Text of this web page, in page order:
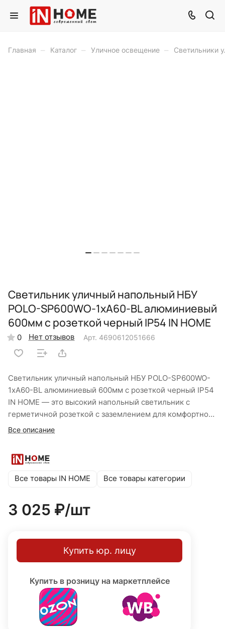
Главная – Каталог – Уличное освещение – Светильники
Светильник уличный напольный НБУ
POLO-SP600WO-1xA60-BL алюминиевый
600мм с розеткой черный IP54 IN HOME
0 Нет отзывов Арт. 4690612051666
Светильник уличный напольный НБУ POLO-SP600WO-
1xA60-BL алюминиевый 600мм с розеткой черный IP54
IN HOME — это высокий напольный светильник с
герметичной розеткой с заземлением для комфортного
и равномерного освещения дорожек на придомовой
или дополнительное декоративное освещение.
Алюминиевый корпус оборудован герметичной
атмосферных осадков и колебаний температур. Высота
Все описание
Все товары IN HOME Все товары категории
3 025 ₽/шт
Купить юр. лицу
Купить в розницу на маркетплейсе